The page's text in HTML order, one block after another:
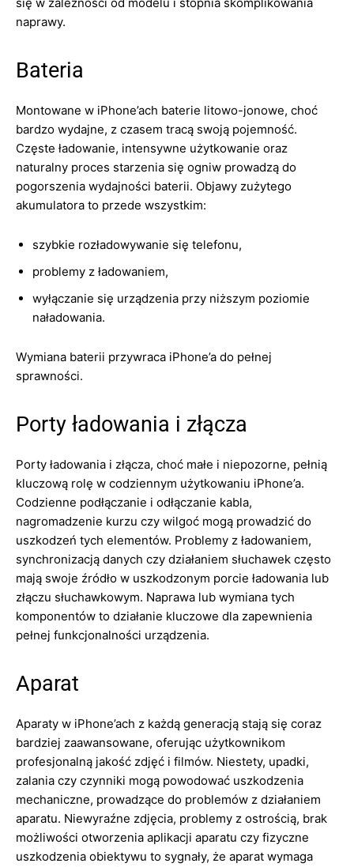
naprawy.
Bateria
Montowane w iPhone’ach baterie litowo-jonowe, choć
bardzo wydajne, z czasem tracą swoją pojemność.
Częste ładowanie, intensywne użytkowanie oraz
naturalny proces starzenia się ogniw prowadzą do
pogorszenia wydajności baterii. Objawy zużytego
akumulatora to przede wszystkim:
szybkie rozładowywanie się telefonu,
problemy z ładowaniem,
wyłączanie się urządzenia przy niższym poziomie
naładowania.
Wymiana baterii przywraca iPhone’a do pełnej
sprawności.
Porty ładowania i złącza
Porty ładowania i złącza, choć małe i niepozorne, pełnią
kluczową rolę w codziennym użytkowaniu iPhone’a.
Codzienne podłączanie i odłączanie kabla,
nagromadzenie kurzu czy wilgoć mogą prowadzić do
uszkodzeń tych elementów. Problemy z ładowaniem,
synchronizacją danych czy działaniem słuchawek często
mają swoje źródło w uszkodzonym porcie ładowania lub
złączu słuchawkowym. Naprawa lub wymiana tych
komponentów to działanie kluczowe dla zapewnienia
pełnej funkcjonalności urządzenia.
Aparat
Aparaty w iPhone’ach z każdą generacją stają się coraz
bardziej zaawansowane, oferując użytkownikom
profesjonalną jakość zdjęć i filmów. Niestety, upadki,
zalania czy czynniki mogą powodować uszkodzenia
mechaniczne, prowadzące do problemów z działaniem
aparatu. Niewyraźne zdjęcia, problemy z ostrością, brak
możliwości otworzenia aplikacji aparatu czy fizyczne
uszkodzenia obiektywu to sygnały, że aparat wymaga